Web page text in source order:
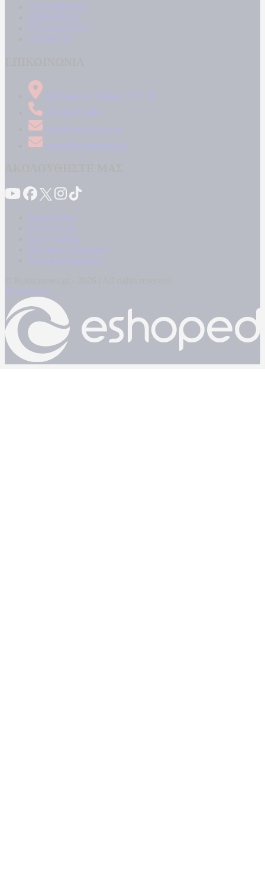
ΠΟΛΙΤΙΣΜΟΣ
LIFESTYLE
ΤΕΧΝΟΛΟΓΙΑ
ΑΠΟΨΕΙΣ
Δήμητρος 31 Ταύρος, 177 78
210 34 89 000
info@kontranews.gr
news@kontranews.gr
Καταγγελίες
Επικοινωνία
Όροι Χρήσης
Πολιτική Απορρήτου
Κρατική Διαφήμιση
Powered by: